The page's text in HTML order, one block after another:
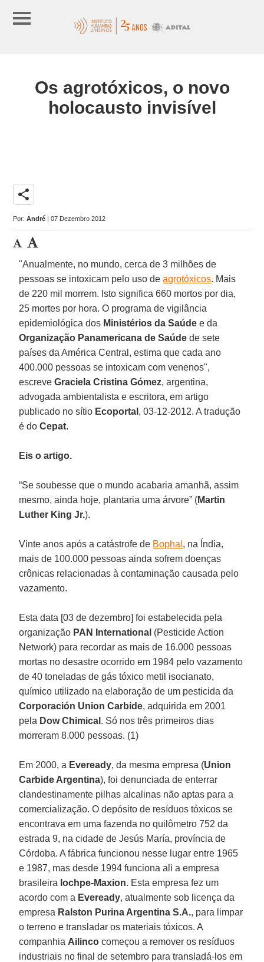
Os agrotóxicos, o novo
holocausto invisível
share
Por:André | 07 Dezembro 2012
"Anualmente, no mundo, cerca de 3 milhões de
pessoas se intoxicam pelo uso deagrotóxicos. Mais
de 220 mil morrem. Isto significa 660 mortos por dia,
25 mortes por hora. O programa de vigilância
epidemiológica dos Ministérios da Saúde e da
Organização Panamericana de Saúde de sete
países da América Central, estima que cada ano
400.000 pessoas se intoxicam com venenos",
escreveGraciela Cristina Gómez, argentina,
advogada ambientalista e escritora, em artigo
publicado no sítio Ecoportal , 03-12-2012. A tradução
é doCepat.
Eis o artigo.
“Se soubesse que o mundo acabaria amanhã, assim
mesmo, ainda hoje, plantaria uma árvore” (Martin
Luther King Jr.).
Vinte anos após a catástrofe de Bophal , na Índia,
mais de 100.000 pessoas ainda sofrem doenças
crônicas relacionadas à contaminação causada pelo
vazamento.
Esta data [03 de dezembro] foi estabelecida pela
organização PAN International (Pesticide Action
Network) para recordar as mais de 16.000 pessoas
mortas no desastre ocorrido em 1984 pelo vazamento
de 40 toneladas de gás tóxico metil isocianato,
químico utilizado na elaboração de um pesticida da
Corporación Union Carbide, adquirida em 2001
pela Dow Chimical . Só nos três primeiros dias
morreram 8.000 pessoas. (1)
Em 2000, a Eveready, da mesma empresa (Union
Carbide Argentina), foi denunciada de enterrar
clandestinamente pilhas alcalinas não aptas para a
comercialização. O depósito de resíduos tóxicos se
encontrava em uma fazenda no quilômetro 752 da
estrada 9, na cidade de Jesús María, província de
Córdoba. A fábrica funcionou nesse lugar entre 1965
e 1987, mas desde 1994 funciona ali a empresa
brasileira Iochpe-Maxion. Esta empresa fez um
acordo com a Eveready, atualmente sob licença da
empresa Ralston Purina Argentina S.A., para limpar
o terreno e transladar os materiais tóxicos. A
companhia Ailincocomeçou a remover os resíduos
industriais no final de setembro para transladá-los em